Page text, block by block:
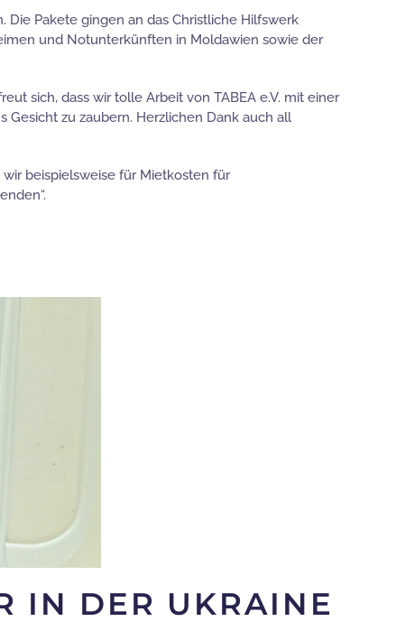
Pakete gingen an das Christliche Hilfswerk
und Notunterkünften in Moldawien sowie der
sich, dass wir tolle Arbeit von TABEA e.V. mit einer
zu zaubern. Herzlichen Dank auch all
beispielsweise für Mietkosten für
IN DER UKRAINE